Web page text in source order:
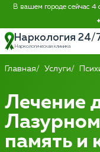
В вашем городе сейчас
Наркология 24/
Наркологическая клиника
Главная Услуги
Лечение
память и